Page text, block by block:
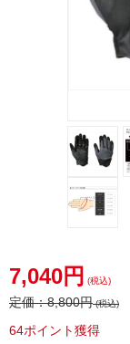
7,040円 (税込)
定価：8,800円(税込)
64ポイント獲得